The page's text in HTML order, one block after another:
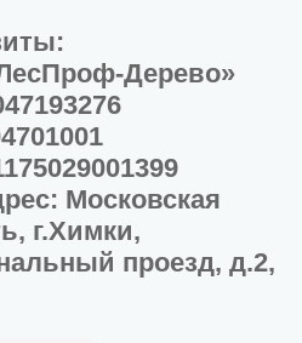
Дерево»
Московская
г.Химки,
проезд, д.2,